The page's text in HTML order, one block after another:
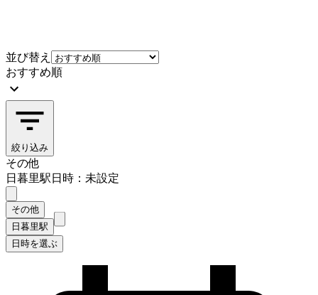
並び替え
おすすめ順
絞り込み
その他
日暮里駅日時：未設定
その他
日暮里駅
日時を選ぶ